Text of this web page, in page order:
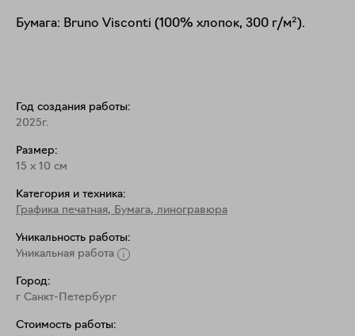
Бумага: Bruno Visconti (100% хлопок, 300 г/м²).
Год создания работы:
2025г.
Размер:
15 x 10 см
Категория и техника:
Графика печатная, Бумага, линогравюра
Уникальность работы:
Уникальная работа
Город:
г Санкт-Петербург
Стоимость работы: